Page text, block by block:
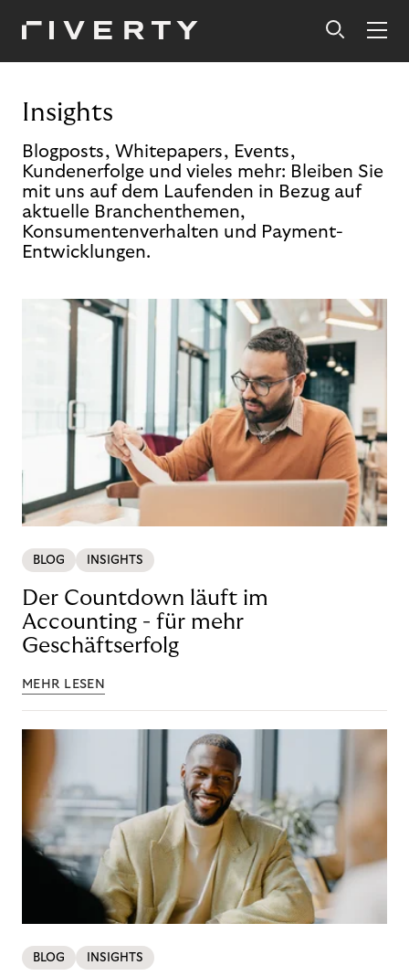
Insights
Blogposts, Whitepapers, Events,
Kundenerfolge und vieles mehr: Bleiben Sie
mit uns auf dem Laufenden in Bezug auf
aktuelle Branchenthemen,
Konsumentenverhalten und Payment-
Entwicklungen.
BLOG INSIGHTS
Der Countdown läuft im
Accounting - für mehr
Geschäftserfolg
MEHR LESEN
BLOG INSIGHTS